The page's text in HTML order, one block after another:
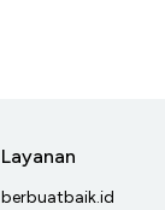
Layanan
berbuatbaik.id